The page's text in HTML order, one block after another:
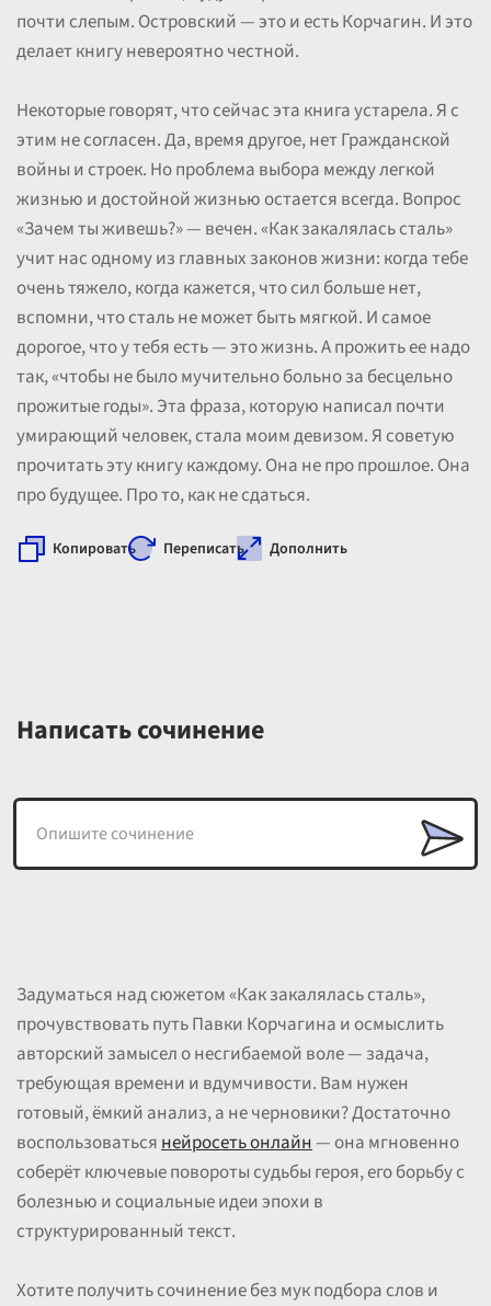
почти слепым. Островский — это и есть Корчагин. И это
делает книгу невероятно честной.
Некоторые говорят, что сейчас эта книга устарела. Я с
этим не согласен. Да, время другое, нет Гражданской
войны и строек. Но проблема выбора между легкой
жизнью и достойной жизнью остается всегда. Вопрос
«Зачем ты живешь?» — вечен. «Как закалялась сталь»
учит нас одному из главных законов жизни: когда тебе
очень тяжело, когда кажется, что сил больше нет,
вспомни, что сталь не может быть мягкой. И самое
дорогое, что у тебя есть — это жизнь. А прожить ее надо
так, «чтобы не было мучительно больно за бесцельно
прожитые годы». Эта фраза, которую написал почти
умирающий человек, стала моим девизом. Я советую
прочитать эту книгу каждому. Она не про прошлое. Она
про будущее. Про то, как не сдаться.
Копировать Переписать Дополнить
Написать сочинение
Задуматься над сюжетом «Как закалялась сталь»,
прочувствовать путь Павки Корчагина и осмыслить
авторский замысел о несгибаемой воле — задача,
требующая времени и вдумчивости. Вам нужен
готовый, ёмкий анализ, а не черновики? Достаточно
воспользоватьсянейросеть онлайн— она мгновенно
соберёт ключевые повороты судьбы героя, его борьбу с
болезнью и социальные идеи эпохи в
структурированный текст.
Хотите получить сочинение без мук подбора слов и